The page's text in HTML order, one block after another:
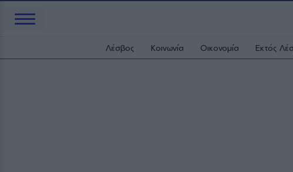
Λέσβος Κοινωνία Οικονομία Εκτός